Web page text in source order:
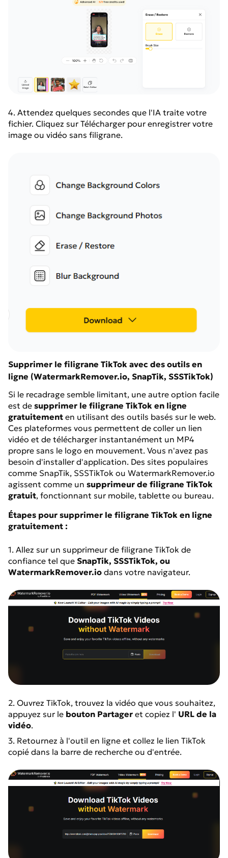
4. Attendez quelques secondes que l'IA traite votre
fichier. Cliquez sur Télécharger pour enregistrer votre
image ou vidéo sans filigrane.
Supprimer le filigrane TikTok avec des outils en
ligne (WatermarkRemover.io, SnapTik, SSSTikTok)
Si le recadrage semble limitant, une autre option facile
est de supprimer le filigrane TikTok en ligne
gratuitement en utilisant des outils basés sur le web.
Ces plateformes vous permettent de coller un lien
vidéo et de télécharger instantanément un MP4
propre sans le logo en mouvement. Vous n'avez pas
besoin d'installer d'application. Des sites populaires
comme SnapTik, SSSTikTok ou WatermarkRemover.io
agissent comme un supprimeur de filigrane TikTok
gratuit, fonctionnant sur mobile, tablette ou bureau.
Étapes pour supprimer le filigrane TikTok en ligne
gratuitement :
1. Allez sur un supprimeur de filigrane TikTok de
confiance tel que SnapTik, SSSTikTok, ou
WatermarkRemover.io dans votre navigateur.
2. Ouvrez TikTok, trouvez la vidéo que vous souhaitez,
appuyez sur le bouton Partager et copiez l' URL de la
vidéo.
3. Retournez à l'outil en ligne et collez le lien TikTok
copié dans la barre de recherche ou d'entrée.